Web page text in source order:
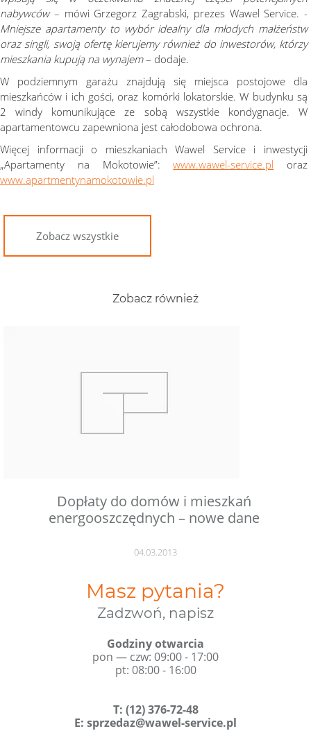
nabywców– mówi Grzegorz Zagrabski, prezes Wawel Service. -
Mniejsze apartamenty to wybór idealny dla młodych małżeństw
oraz singli, swoją ofertę kierujemy również do inwestorów, którzy
mieszkania kupują na wynajem– dodaje.
W podziemnym garażu znajdują się miejsca postojowe dla
mieszkańców i ich gości, oraz komórki lokatorskie. W budynku są
2 windy komunikujące ze sobą wszystkie kondygnacje. W
apartamentowcu zapewniona jest całodobowa ochrona.
Więcej informacji o mieszkaniach Wawel Service i inwestycji
„Apartamenty na Mokotowie”:www.wawel-service.pl oraz
www.apartmentynamokotowie.pl
Zobacz wszystkie
Zobacz również
Dopłaty do domów i mieszkań
energooszczędnych – nowe dane
04.03.2013
Masz pytania?
Zadzwoń, napisz
Godziny otwarcia
pon — czw: 09:00 - 17:00
pt: 08:00 - 16:00
T: (12) 376-72-48
E: sprzedaz@wawel-service.pl